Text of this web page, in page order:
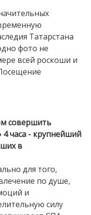
Татарстана
фото не
всей роскоши и
совершить
часа - крупнейший
в
для того,
по душе,
и
силу